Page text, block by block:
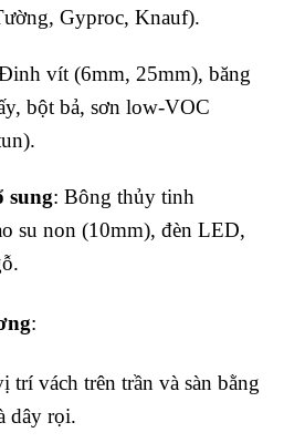
Gyproc, Knauf).
vít (6mm, 25mm), băng
bột bả, sơn low-VOC
sung: Bông thủy tinh
su non (10mm), đèn LED,
:
trí vách trên trần và sàn bằng
dây rọi.